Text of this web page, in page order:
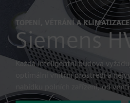
TOPENÍ, VĚTRÁNÍ A KLIMATIZACE
Siemens
Každá inteligentní budova
optimální vnitřní prostředí a
nabídku polních zařízení, od